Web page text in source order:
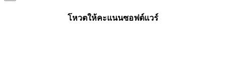
โหวตให้คะแนนซอฟต์แวร์